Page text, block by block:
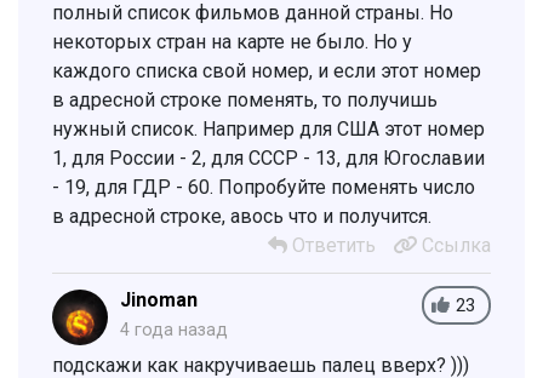
полный список фильмов данной страны. Но
некоторых стран на карте не было. Но у
каждого списка свой номер, и если этот номер
в адресной строке поменять, то получишь
нужный список. Например для США этот номер
1, для России - 2, для СССР - 13, для Югославии
- 19, для ГДР - 60. Попробуйте поменять число
в адресной строке, авось что и получится.
Ответить
Ссылка
23
Jinoman
4 года назад
подскажи как накручиваешь палец вверх? )))